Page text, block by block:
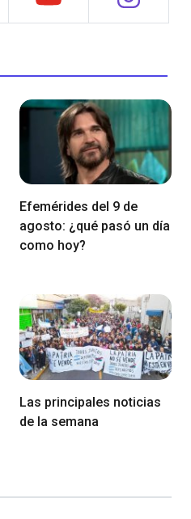
Efemérides del 9 de
agosto: ¿qué pasó un día
como hoy?
Las principales noticias
de la semana